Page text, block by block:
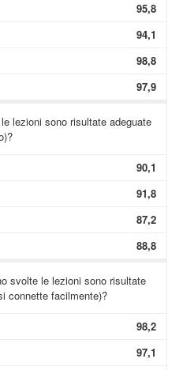
95,8
94,1
98,8
97,9
lezioni sono risultate adeguate
90,1
91,8
87,2
88,8
svolte le lezioni sono risultate
connette facilmente)?
98,2
97,1